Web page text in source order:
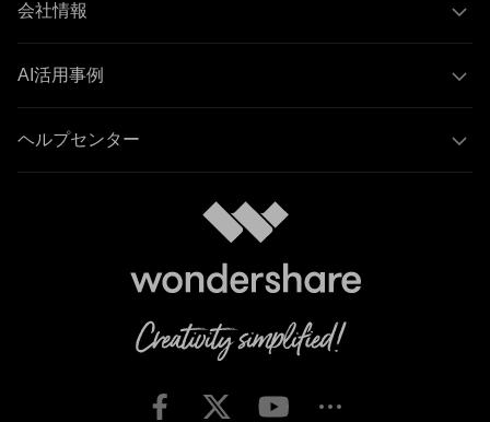
会社情報
AI活用事例
ヘルプセンター